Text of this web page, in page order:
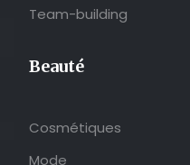
Team-building
Beauté
Cosmétiques
Mode